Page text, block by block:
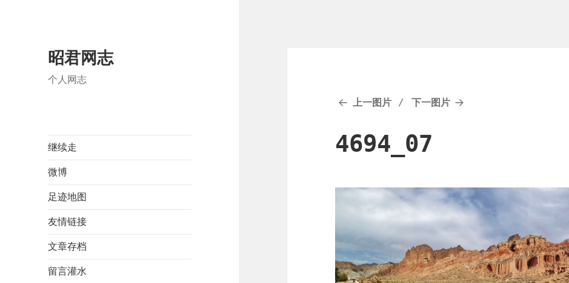
昭君网志
个人网志
继续走
微博
足迹地图
友情链接
文章存档
留言灌水
上一图片 下一图片
4694_07